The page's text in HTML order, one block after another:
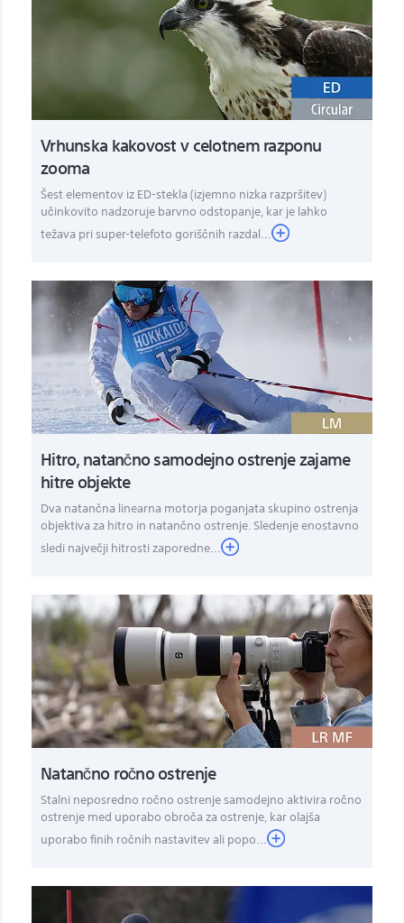
Vrhunska kakovost v celotnem razponu
zooma
Šest elementov iz ED-stekla (izjemno nizka razpršitev)
učinkovito nadzoruje barvno odstopanje, kar je lahko
težava pri super-telefoto goriščnih razdal...
Hitro, natančno samodejno ostrenje zajame
hitre objekte
Dva natančna linearna motorja poganjata skupino ostrenja
objektiva za hitro in natančno ostrenje. Sledenje enostavno
sledi največji hitrosti zaporedne...
Natančno ročno ostrenje
Stalni neposredno ročno ostrenje samodejno aktivira ročno
ostrenje med uporabo obroča za ostrenje, kar olajša
uporabo finih ročnih nastavitev ali popo...